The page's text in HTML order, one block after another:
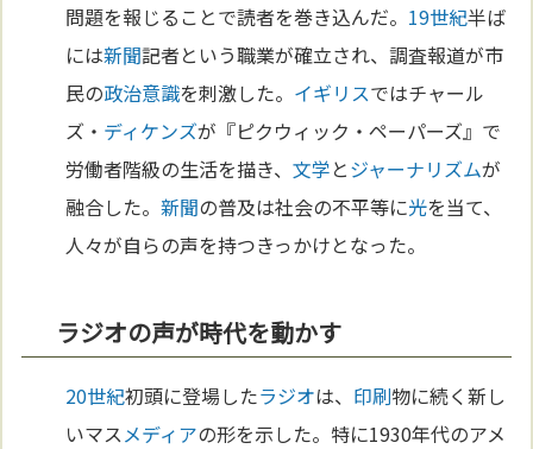
問題を報じることで読者を巻き込んだ。 19世紀半ば
には新聞記者という職業が確立され、調査報道が市
民の政治意識を刺激した。 イギリスではチャール
ズ・ ディケンズが『ピクウィック・ペーパーズ』で
労働者階級の生活を描き、文学とジャーナリズムが
融合した。新聞の普及は社会の不平等に光を当て、
人々が自らの声を持つきっかけとなった。
ラジオの声が時代を動かす
20世紀初頭に登場したラジオは、 印刷物に続く新し
いマス メディアの形を示した。特に1930年代のアメ